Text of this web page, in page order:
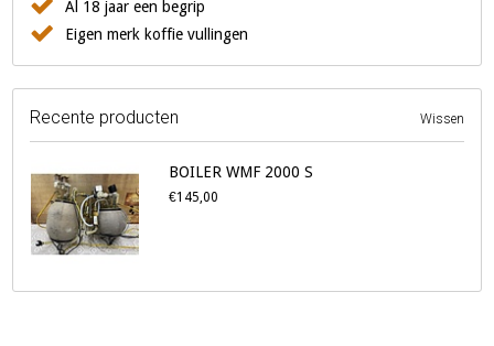
Al 18 jaar een begrip
Eigen merk koffie vullingen
Recente producten Wissen
BOILER WMF 2000 S
€145,00